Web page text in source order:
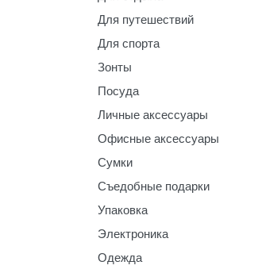
Для путешествий
Для спорта
Зонты
Посуда
Личные аксессуары
Офисные аксессуары
Сумки
Съедобные подарки
Упаковка
Электроника
Одежда